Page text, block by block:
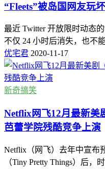
“Fleets”被岛国网友玩
最近 Twitter 开放限时动态
不仅 24 小时后消失，也不
优宅君 2020-11-17
新奇搞笑
Netflix网飞12月最新美
芭蕾学院残酷竞争上演
Netflix（网飞）去年中宣布
（Tiny Pretty Things）后